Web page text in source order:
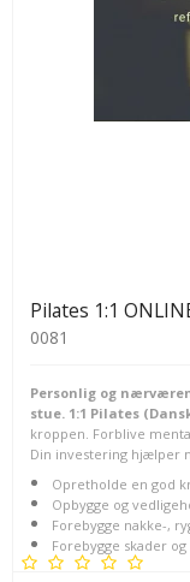
Pilates 1:1
0081
Personlig og
stue. 1:1 Pilates
kroppen. Forblive
Din investering hjælper
Opretholde en god
Opbygge og
Forebygge nakke-,
Forebygge skader